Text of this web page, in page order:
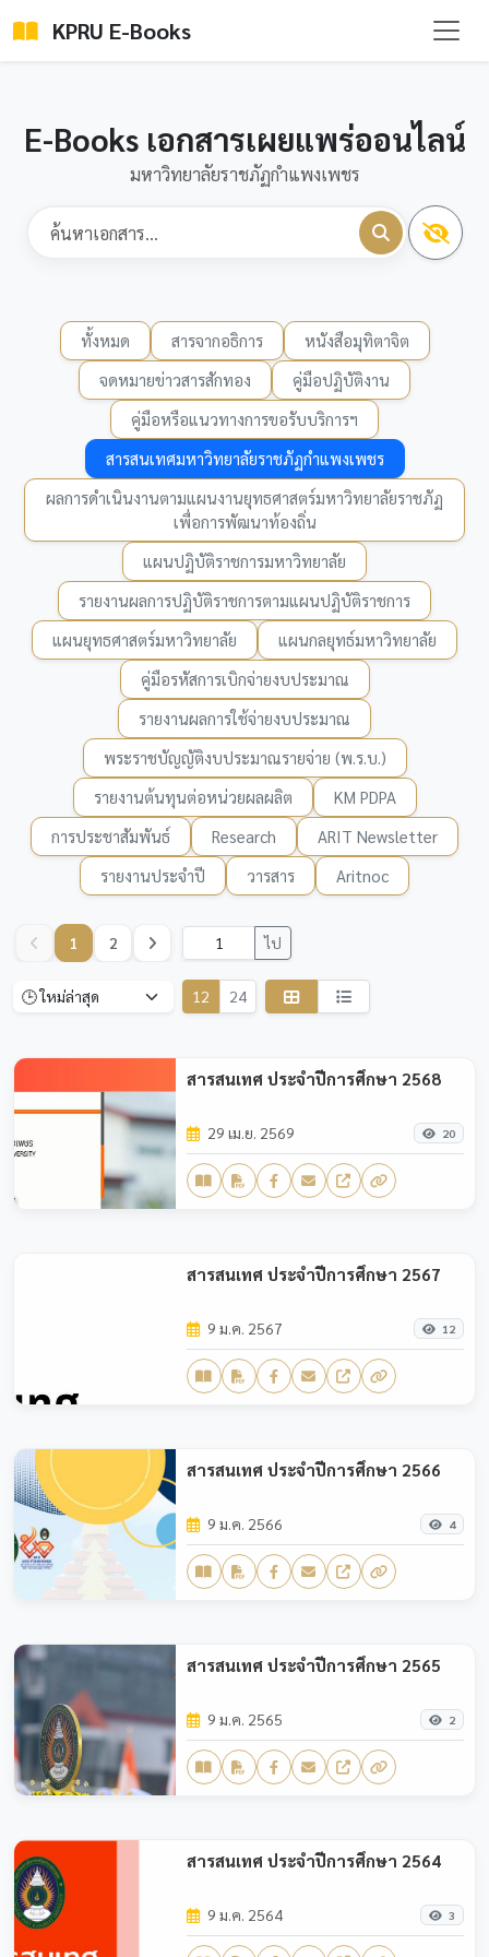
KPRU E-Books
E-Books เอกสารเผยแพร่ออนไลน์
มหาวิทยาลัยราชภัฏกำแพงเพชร
ทั้งหมด สารจากอธิการ
หนังสือมุทิตาจิต
จดหมายข่าวสารสักทอง
คู่มือปฏิบัติงาน
คู่มือหรือแนวทางการขอรับบริการฯ
สารสนเทศมหาวิทยาลัยราชภัฏกำแพงเพชร
ผลการดำเนินงานตามแผนงานยุทธศาสตร์มหาวิทยาลัยราชภัฏ
เพื่อการพัฒนาท้องถิ่น
แผนปฏิบัติราชการมหาวิทยาลัย
รายงานผลการปฏิบัติราชการตามแผนปฏิบัติราชการ
แผนยุทธศาสตร์มหาวิทยาลัย
แผนกลยุทธ์มหาวิทยาลัย
คู่มือรหัสการเบิกจ่ายงบประมาณ
รายงานผลการใช้จ่ายงบประมาณ
พระราชบัญญัติงบประมาณรายจ่าย (พ.ร.บ.)
รายงานต้นทุนต่อหน่วยผลผลิต
KM PDPA
การประชาสัมพันธ์
Research
ARIT Newsletter
รายงานประจำปี
วารสาร Aritnoc
1 2 ไป
12 24
สารสนเทศ ประจำปีการศึกษา 2568
29 เม.ย. 2569 20
สารสนเทศ ประจำปีการศึกษา 2567
9 ม.ค. 2567 12
สารสนเทศ ประจำปีการศึกษา 2566
9 ม.ค. 2566 4
สารสนเทศ ประจำปีการศึกษา 2565
9 ม.ค. 2565 2
สารสนเทศ ประจำปีการศึกษา 2564
9 ม.ค. 2564 3